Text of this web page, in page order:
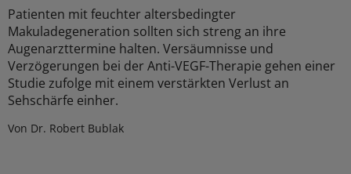
Patienten mit feuchter altersbedingter
Makuladegeneration sollten sich streng an ihre
Augenarzttermine halten. Versäumnisse und
Verzögerungen bei der Anti-VEGF-Therapie gehen einer
Studie zufolge mit einem verstärkten Verlust an
Sehschärfe einher.
Von Dr. Robert Bublak